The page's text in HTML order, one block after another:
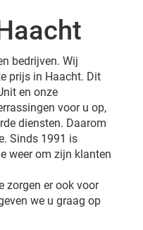
bedrijven. Wij
prijs in Haacht. Dit
en onze
voor u op,
diensten. Daarom
Sinds 1991 is
weer om zijn klanten
zorgen er ook voor
we u graag op